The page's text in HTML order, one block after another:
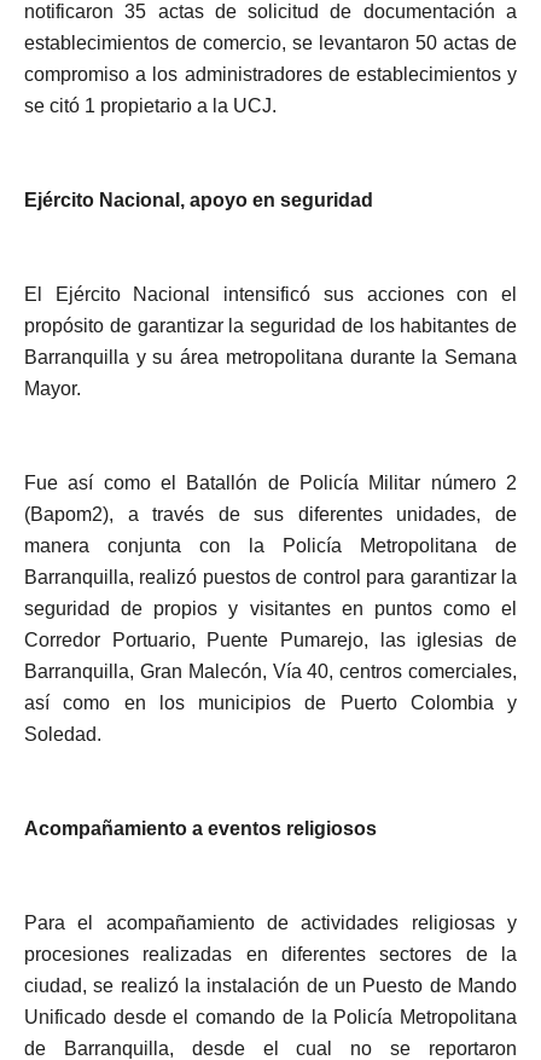
notificaron 35 actas de solicitud de documentación a
establecimientos de comercio, se levantaron 50 actas de
compromiso a los administradores de establecimientos y
se citó 1 propietario a la UCJ.
Ejército Nacional, apoyo en seguridad
El Ejército Nacional intensificó sus acciones con el
propósito de garantizar la seguridad de los habitantes de
Barranquilla y su área metropolitana durante la Semana
Mayor.
Fue así como el Batallón de Policía Militar número 2
(Bapom2), a través de sus diferentes unidades, de
manera conjunta con la Policía Metropolitana de
Barranquilla, realizó puestos de control para garantizar la
seguridad de propios y visitantes en puntos como el
Corredor Portuario, Puente Pumarejo, las iglesias de
Barranquilla, Gran Malecón, Vía 40, centros comerciales,
así como en los municipios de Puerto Colombia y
Soledad.
Acompañamiento a eventos religiosos
Para el acompañamiento de actividades religiosas y
procesiones realizadas en diferentes sectores de la
ciudad, se realizó la instalación de un Puesto de Mando
Unificado desde el comando de la Policía Metropolitana
de Barranquilla, desde el cual no se reportaron